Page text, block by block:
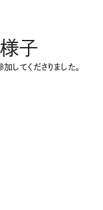
子
してくださりました。